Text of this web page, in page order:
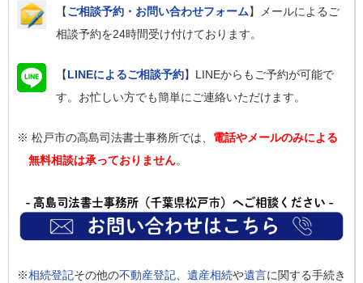
【ご相談予約・お問い合わせフォーム】メールによるご
相談予約を24時間受け付けております。
【LINEによるご相談予約】LINEからもご予約が可能で
す。お忙しい方でも簡単にご連絡いただけます。
※ 松戸市の高島司法書士事務所では、 電話やメールのみによる
無料相談は承っておりません。
※相続登記その他の不動産登記 遺産相続や遺言に関する手続き